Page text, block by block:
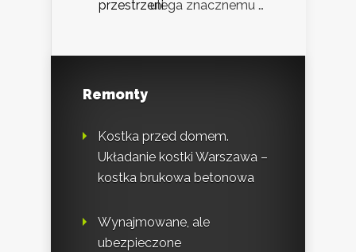
ulega znacznemu …
Remonty
Kostka przed domem.
Układanie kostki Warszawa –
kostka brukowa betonowa
Wynajmowane, ale
ubezpieczone